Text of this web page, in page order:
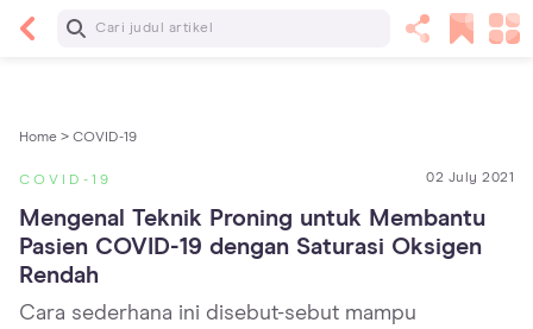
Baca Selanjutnya
Home > COVID-19
COVID-19 02 July 2021
Mengenal Teknik Proning untuk Membantu
Pasien COVID-19 dengan Saturasi Oksigen
Rendah
Cara sederhana ini disebut-sebut mampu